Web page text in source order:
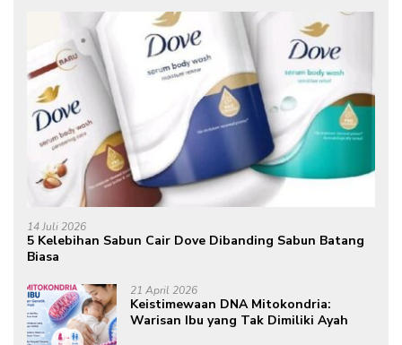
14 Juli 2026
5 Kelebihan Sabun Cair Dove Dibanding Sabun Batang
Biasa
21 April 2026
Keistimewaan DNA Mitokondria:
Warisan Ibu yang Tak Dimiliki Ayah